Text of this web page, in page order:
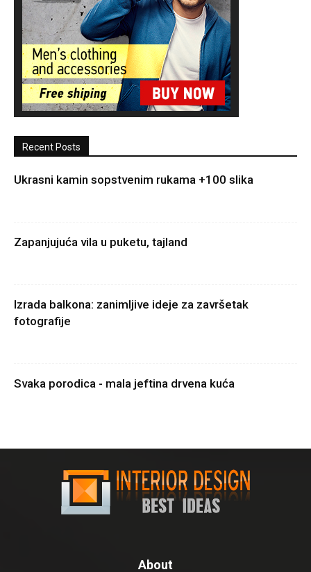
Recent Posts
Ukrasni kamin sopstvenim rukama +100 slika
Zapanjujuća vila u puketu, tajland
Izrada balkona: zanimljive ideje za završetak
fotografije
Svaka porodica - mala jeftina drvena kuća
About